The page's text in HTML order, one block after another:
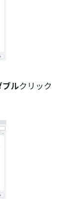
ブルクリック